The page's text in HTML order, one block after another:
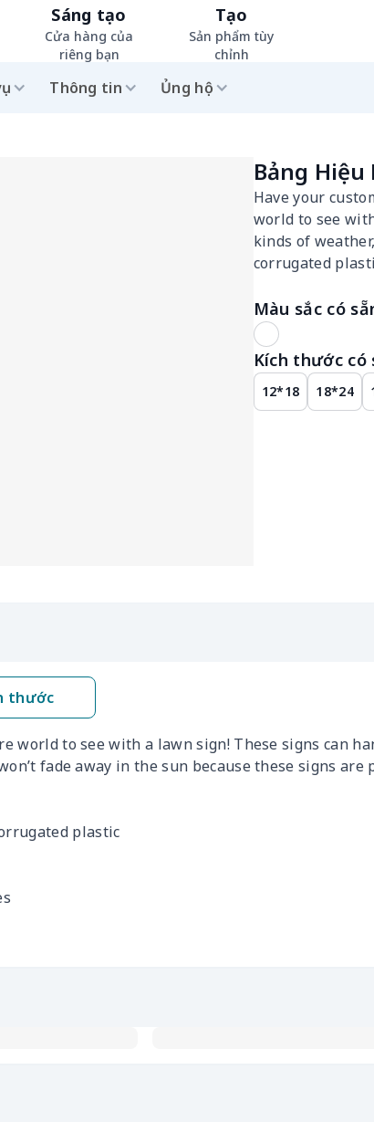
Sáng tạo
Cửa hàng của
riêng bạn
Tạo
Sản phẩm tùy
chỉnh
Thông tin Ủng hộ
Bảng Hiệu
Have your
world to see
kinds of
corrugated
Màu sắc có
Kích thước có
12*18 18*24
thước
world to see with a lawn sign! These signs can
fade away in the sun because these signs
plastic